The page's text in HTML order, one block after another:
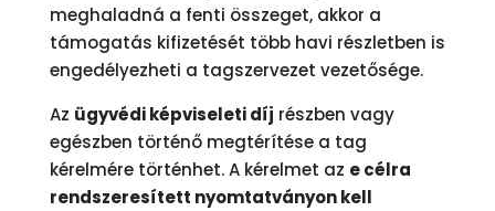
meghaladná a fenti összeget, akkor a
támogatás kifizetését több havi részletben is
engedélyezheti a tagszervezet vezetősége.
Az ügyvédi képviseleti díj részben vagy
egészben történő megtérítése a tag
kérelmére történhet. A kérelmet az e célra
rendszeresített nyomtatványon kell